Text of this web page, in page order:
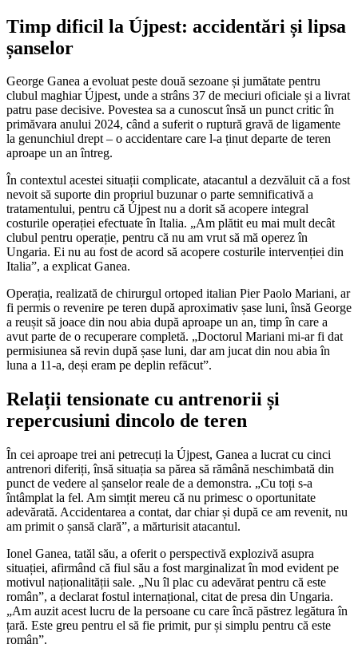
Timp dificil la Újpest: accidentări și lipsa
șanselor
George Ganea a evoluat peste două sezoane și jumătate pentru
clubul maghiar Újpest, unde a strâns 37 de meciuri oficiale și a livrat
patru pase decisive. Povestea sa a cunoscut însă un punct critic în
primăvara anului 2024, când a suferit o ruptură gravă de ligamente
la genunchiul drept – o accidentare care l-a ținut departe de teren
aproape un an întreg.
În contextul acestei situații complicate, atacantul a dezvăluit că a fost
nevoit să suporte din propriul buzunar o parte semnificativă a
tratamentului, pentru că Újpest nu a dorit să acopere integral
costurile operației efectuate în Italia. „Am plătit eu mai mult decât
clubul pentru operație, pentru că nu am vrut să mă operez în
Ungaria. Ei nu au fost de acord să acopere costurile intervenției din
Italia”, a explicat Ganea.
Operația, realizată de chirurgul ortoped italian Pier Paolo Mariani, ar
fi permis o revenire pe teren după aproximativ șase luni, însă George
a reușit să joace din nou abia după aproape un an, timp în care a
avut parte de o recuperare completă. „Doctorul Mariani mi-ar fi dat
permisiunea să revin după șase luni, dar am jucat din nou abia în
luna a 11-a, deși eram pe deplin refăcut”.
Relații tensionate cu antrenorii și
repercusiuni dincolo de teren
În cei aproape trei ani petrecuți la Újpest, Ganea a lucrat cu cinci
antrenori diferiți, însă situația sa părea să rămână neschimbată din
punct de vedere al șanselor reale de a demonstra. „Cu toți s-a
întâmplat la fel. Am simțit mereu că nu primesc o oportunitate
adevărată. Accidentarea a contat, dar chiar și după ce am revenit, nu
am primit o șansă clară”, a mărturisit atacantul.
Ionel Ganea, tatăl său, a oferit o perspectivă explozivă asupra
situației, afirmând că fiul său a fost marginalizat în mod evident pe
motivul naționalității sale. „Nu îl plac cu adevărat pentru că este
român”, a declarat fostul internațional, citat de presa din Ungaria.
„Am auzit acest lucru de la persoane cu care încă păstrez legătura în
țară. Este greu pentru el să fie primit, pur și simplu pentru că este
român”.